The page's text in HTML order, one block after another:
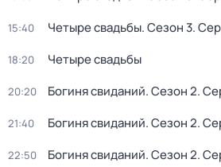
15:40 Четыре свадьбы. Сезон 3.
18:20 Четыре свадьбы
20:20 Богиня свиданий. Сезон 2.
21:40 Богиня свиданий. Сезон 2.
22:50 Богиня свиданий. Сезон 2.